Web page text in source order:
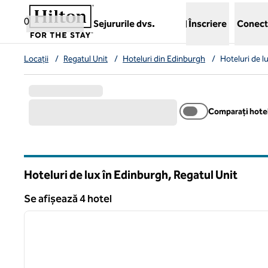
Salt la conținut
0
Sejururile dvs.
,deschide o filă nouă
Înscriere
Locații / Regatul Unit / Hoteluri din Edinburgh / Hoteluri de
Comparați
Hoteluri de lux în Edinburgh, Regatul Unit
Se afișează 4 hotel
Se afișează 4 hotel
1 din 7